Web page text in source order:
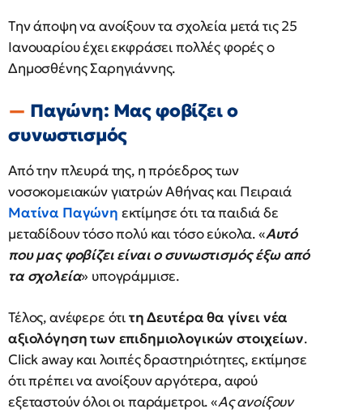
Tην άποψη να ανοίξουν τα σχολεία μετά τις 25
Ιανουαρίου έχει εκφράσει πολλές φορές ο
Δημοσθένης Σαρηγιάννης.
Παγώνη: Μας φοβίζει ο
συνωστισμός
Από την πλευρά της, η πρόεδρος των
νοσοκομειακών γιατρών Αθήνας και Πειραιά
Ματίνα Παγώνη εκτίμησε ότι τα παιδιά δε
μεταδίδουν τόσο πολύ και τόσο εύκολα. «Αυτό
που μας φοβίζει είναι ο συνωστισμός έξω από
τα σχολεία» υπογράμμισε.
Τέλος, ανέφερε ότιτη Δευτέρα θα γίνει νέα
αξιολόγηση των επιδημιολογικών στοιχείων.
Click away και λοιπές δραστηριότητες, εκτίμησε
ότι πρέπει να ανοίξουν αργότερα, αφού
εξεταστούν όλοι οι παράμετροι. «Ας ανοίξουν